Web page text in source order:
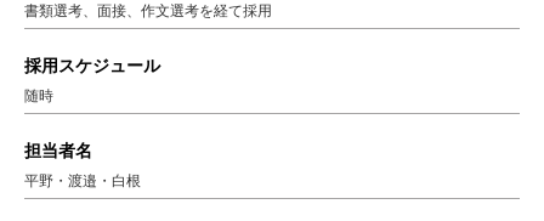
書類選考、面接、作文選考を経て採用
採用スケジュール
随時
担当者名
平野・渡邉・白根